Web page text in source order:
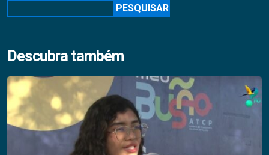
PESQUISAR
Descubra também